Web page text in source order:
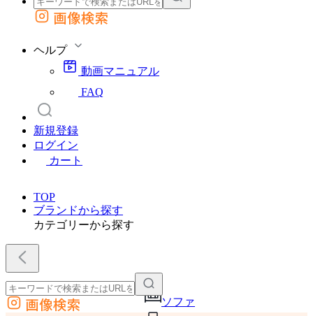
外部サイトの商品をカートに追加
画像検索
ヘルプ
動画マニュアル
FAQ
新規登録
ログイン
カート
TOP
ブランドから探す
カテゴリーから探す
ソファ
外部サイトの商品をカートに追加
画像検索